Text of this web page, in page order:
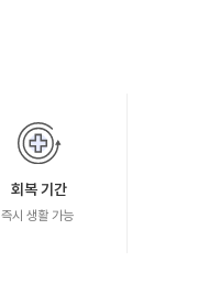
회복 기간
즉시 생활 가능